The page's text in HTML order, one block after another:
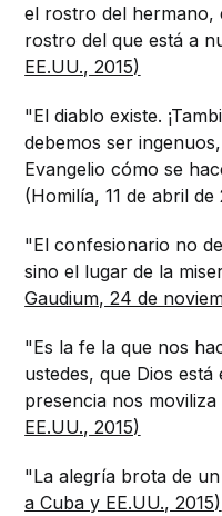
el rostro del hermano,
rostro del que está a
EE.UU., 2015)
"El diablo existe.
debemos ser
Evangelio cómo se
(Homilía, 11 de abril de
"El confesionario no
sino el lugar de la
Gaudium, 24 de
"Es la fe la que nos
ustedes, que Dios
presencia nos moviliza
EE.UU., 2015)
"La alegría brota de
a Cuba y EE.UU., 2015)